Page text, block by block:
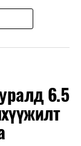
тосны
байна.
худалдан
хүрчээ.
өсөлтийг
албан
сайд
6.5